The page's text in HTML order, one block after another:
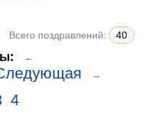
Всего поздравлений: 40
←
→
4